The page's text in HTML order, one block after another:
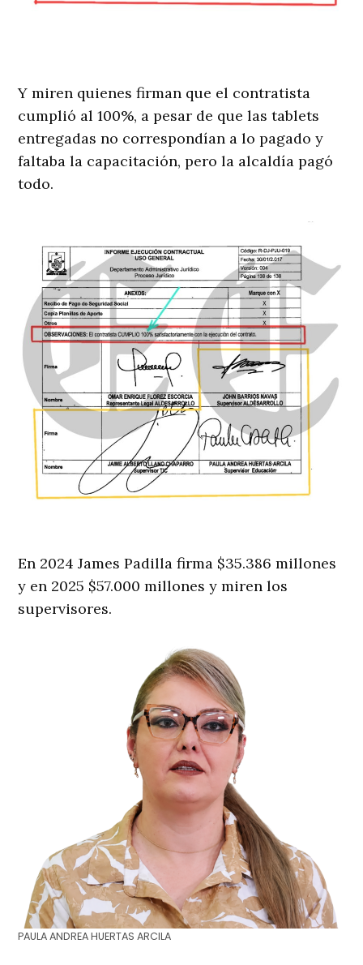
Y miren quienes firman que el contratista
cumplió al 100%, a pesar de que las tablets
entregadas no correspondían a lo pagado y
faltaba la capacitación, pero la alcaldía pagó
todo.
En 2024 James Padilla firma $35.386 millones
y en 2025 $57.000 millones y miren los
supervisores.
PAULA ANDREA HUERTAS ARCILA